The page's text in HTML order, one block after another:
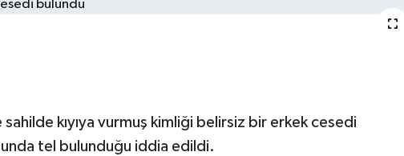
kıyıya vurmuş kimliği belirsiz bir erkek cesedi
tel bulunduğu iddia edildi.